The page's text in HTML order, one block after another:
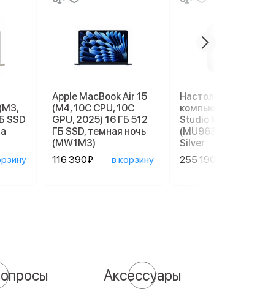
SSD
Apple MacBook Air 15
(M4, 10C CPU, 10C
GPU, 2025) 16 ГБ 512
ГБ SSD, темная ночь
(MW1M3)
116 390₽
в корзину
Настольный
компьютер
Studio M4 Max
(MU963), 36/512
Silver
255 190₽
Аксессуары